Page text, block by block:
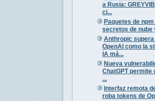
a Rusia:
ci...
Paquetes de
secretos de nube
Anthropic supera
OpenAI como la
IA má...
Nueva
ChatGPT permite
...
Interfaz remota
roba tokens de